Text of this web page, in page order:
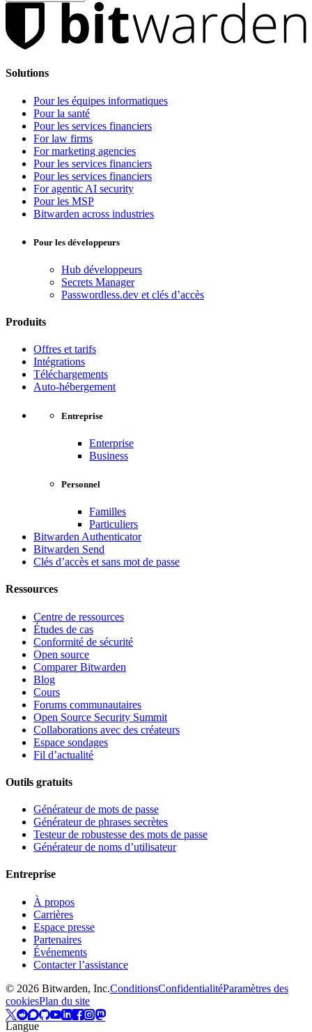
Solutions
Pour les équipes informatiques
Pour la santé
Pour les services financiers
For law firms
For marketing agencies
Pour les services financiers
Pour les services financiers
For agentic AI security
Pour les MSP
Bitwarden across industries
Pour les développeurs
Hub développeurs
Secrets Manager
Passwordless.dev et clés d’accès
Produits
Offres et tarifs
Intégrations
Téléchargements
Auto-hébergement
Entreprise
Enterprise
Business
Personnel
Familles
Particuliers
Bitwarden Authenticator
Bitwarden Send
Clés d’accès et sans mot de passe
Ressources
Centre de ressources
Études de cas
Conformité de sécurité
Open source
Comparer Bitwarden
Blog
Cours
Forums communautaires
Open Source Security Summit
Collaborations avec des créateurs
Espace sondages
Fil d’actualité
Outils gratuits
Générateur de mots de passe
Générateur de phrases secrètes
Testeur de robustesse des mots de passe
Générateur de noms d’utilisateur
Entreprise
À propos
Carrières
Espace presse
Partenaires
Événements
Contacter l’assistance
© 2026 Bitwarden, Inc.ConditionsConfidentialitéParamètres des
cookiesPlan du site
Langue